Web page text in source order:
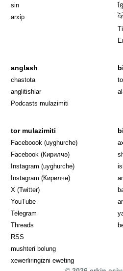
sin
arxip
ខ្ម
anglash
chastota
anglitishlar
Podcasts mulazimiti
tor mulazimiti
Faceboook (uyghurche) Opens in new
Facebook (Кирилчә) Opens in new
Instagram (uyghurche) Opens in new
Instagram (Кирилчә) Opens in new
X (Twitter)
YouTube
Telegram
Threads
RSS
mushteri bolung
xewerliringizni eweting